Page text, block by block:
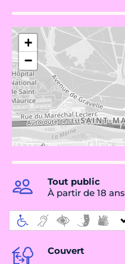
+
−
Tout public
À partir de 18 ans
Couvert